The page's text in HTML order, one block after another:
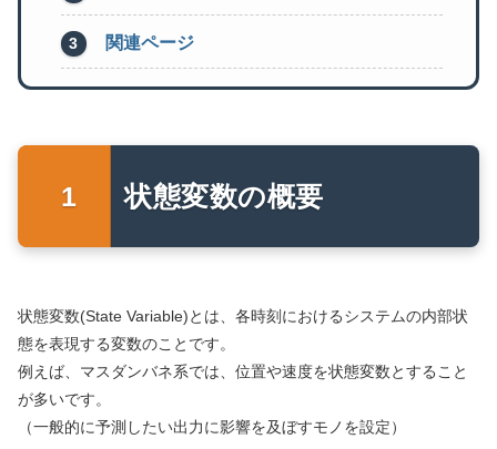
関連ページ
状態変数の概要
状態変数(State Variable)とは、各時刻におけるシステムの内部状
態を表現する変数のことです。
例えば、マスダンバネ系では、位置や速度を状態変数とすること
が多いです。
（一般的に予測したい出力に影響を及ぼすモノを設定）